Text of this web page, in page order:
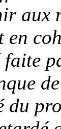
aux
en
faite